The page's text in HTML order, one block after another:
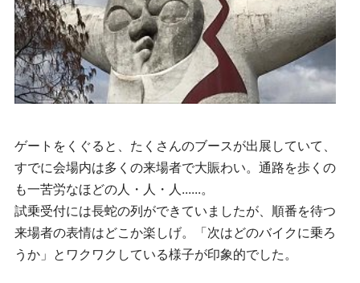
ゲートをくぐると、たくさんのブースが出展していて、
すでに会場内は多くの来場者で大賑わい。通路を歩くの
も一苦労なほどの人・人・人......。
試乗受付には長蛇の列ができていましたが、順番を待つ
来場者の表情はどこか楽しげ。「次はどのバイクに乗ろ
うか」とワクワクしている様子が印象的でした。